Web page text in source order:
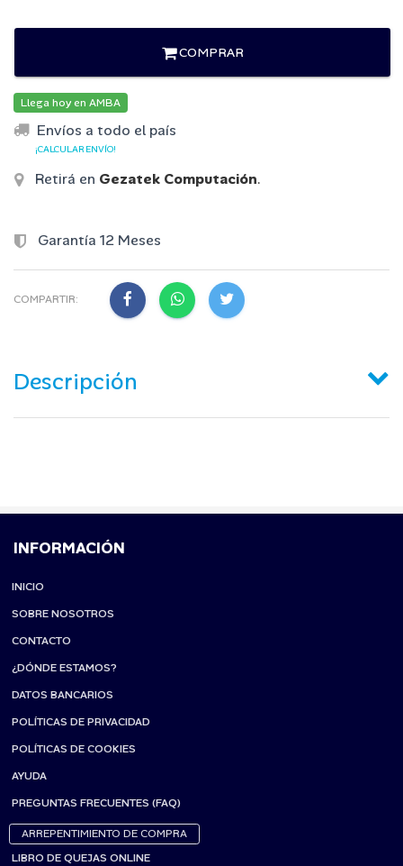
COMPRAR
Llega hoy en AMBA
Envíos a todo el país
¡CALCULAR ENVÍO!
Retirá en Gezatek Computación.
Garantía 12 Meses
COMPARTIR:
Descripción
INFORMACIÓN
INICIO
SOBRE NOSOTROS
CONTACTO
¿DÓNDE ESTAMOS?
DATOS BANCARIOS
POLÍTICAS DE PRIVACIDAD
POLÍTICAS DE COOKIES
AYUDA
PREGUNTAS FRECUENTES (FAQ)
ARREPENTIMIENTO DE COMPRA
LIBRO DE QUEJAS ONLINE